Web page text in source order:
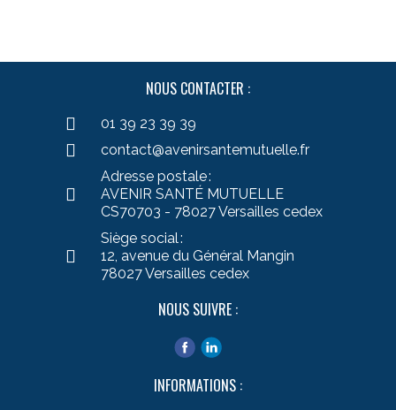
NOUS CONTACTER :
01 39 23 39 39
contact@avenirsantemutuelle.fr
Adresse postale :
AVENIR SANTÉ MUTUELLE
CS70703 - 78027 Versailles cedex
Siège social :
12, avenue du Général Mangin
78027 Versailles cedex
NOUS SUIVRE :
INFORMATIONS :